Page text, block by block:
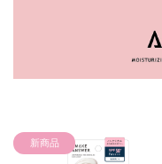
新商品